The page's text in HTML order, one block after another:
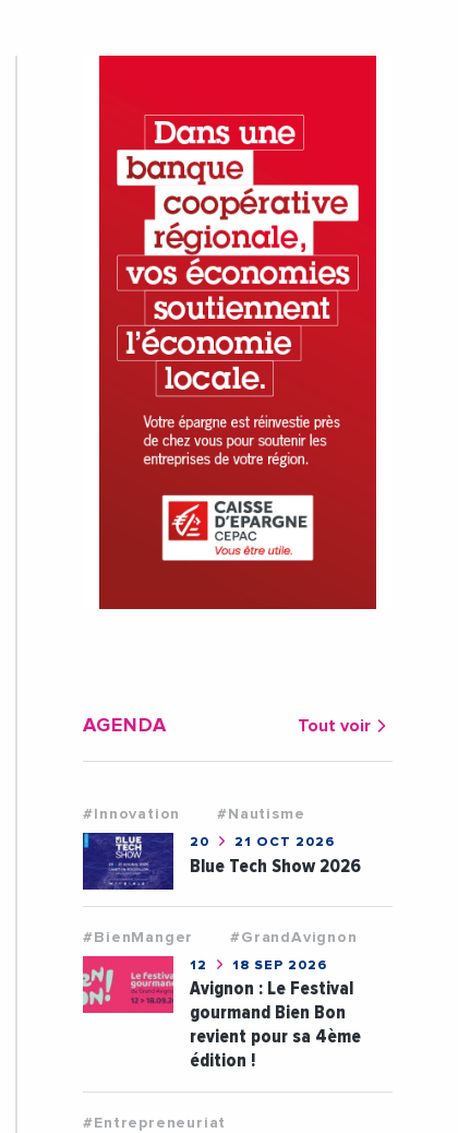
AGENDA Tout voir
#Innovation #Nautisme
20 21 OCT 2026
Blue Tech Show 2026
#BienManger #GrandAvignon
12 18 SEP 2026
Avignon : Le Festival
gourmand Bien Bon
revient pour sa 4ème
édition !
#Entrepreneuriat